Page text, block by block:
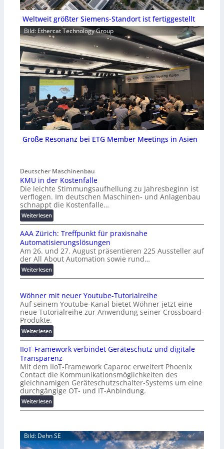
Weltweit größter Siemens-Standort ist fertiggestellt
Bild: Ethercat Technology Group
Große Resonanz bei ETG Member Meetings in Asien
Deutscher Maschinenbau
KMU in der Kostenfalle
Die leichte Stimmungsaufhellung zu Jahresbeginn ist
verflogen. Im deutschen Maschinen- und Anlagenbau
schnappt die Kostenfalle…
Weiterlesen:
K
M
U
i
n
d
e
K
o
s
e
n
f
a
l
l
e
AAA Zürich: Treffpunkt für praxisnahe
Automatisierungslösungen
Am 26. und 27. August präsentieren 225 Aussteller auf
der All About Automation sowie rund…
Weiterlesen:
A
A
Z
ü
i
c
h
:
T
r
e
f
f
p
n
k
Wöhner mit neuer Youtube-Tutorialreihe
Auf seinem Youtube-Kanal bietet Wöhner jetzt eine
neue Tutorialreihe zur Anwendung seiner Crossboard-
Produkte.
Weiterlesen:
W
ö
h
n
e
r
m
i
t
e
u
IIoT-Framework verbindet Geräteschutz und digitale
Transparenz
Mit dem IIoT-Framework Caparoc erweitert Phoenix
Contact die Kommunikationsmöglichkeiten des
gleichnamigen Geräteschutzschalter-Systems um eine
durchgängige OT- und IT-Anbindung.
Weiterlesen:
I
T
-
Bild: Dehn SE